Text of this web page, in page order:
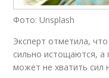
Фото: Unsplash
Эксперт отметила,
сильно истощаются,
может не хватить сил